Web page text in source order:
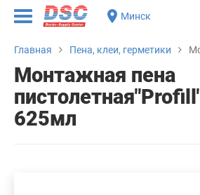
Минск
Главная Пена, клеи, герметики
Монтажная пена
625мл